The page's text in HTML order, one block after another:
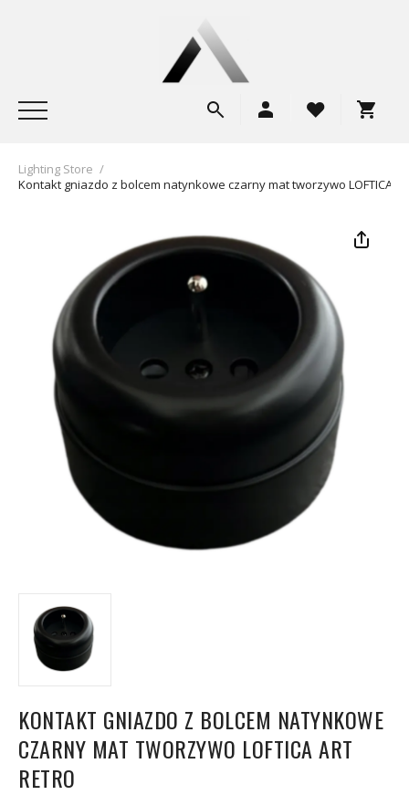
Lighting Store /
Kontakt gniazdo z bolcem natynkowe czarny mat tworzywo LOFTICA
KONTAKT GNIAZDO Z BOLCEM NATYNKOWE
CZARNY MAT TWORZYWO LOFTICA ART
RETRO